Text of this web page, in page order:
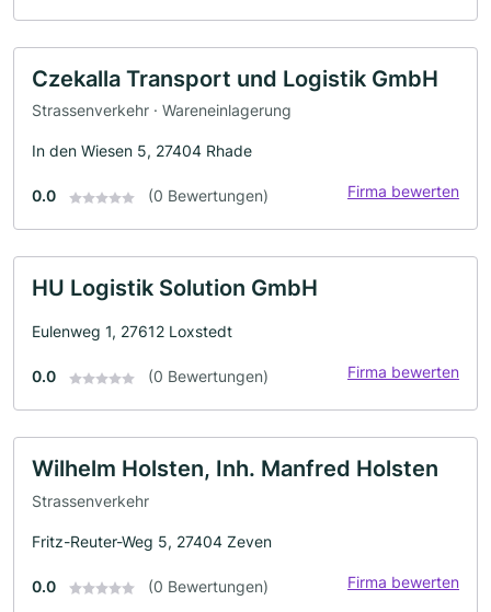
Czekalla Transport und Logistik GmbH
Strassenverkehr · Wareneinlagerung
In den Wiesen 5, 27404 Rhade
0.0 (0 Bewertungen) Firma bewerten
HU Logistik Solution GmbH
Eulenweg 1, 27612 Loxstedt
0.0 (0 Bewertungen) Firma bewerten
Wilhelm Holsten, Inh. Manfred Holsten
Strassenverkehr
Fritz-Reuter-Weg 5, 27404 Zeven
0.0 (0 Bewertungen) Firma bewerten